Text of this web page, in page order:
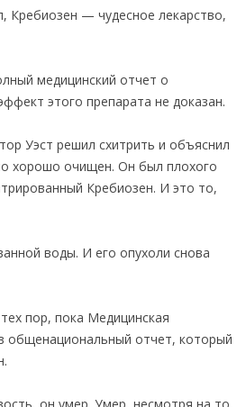
Кребиозен — чудесное лекарство,
медицинский отчет о
этого препарата не доказан.
Уэст решил схитрить и объяснил
хорошо очищен. Он был плохого
Кребиозен. И это то,
воды. И его опухоли снова
пор, пока Медицинская
общенациональный отчет, который